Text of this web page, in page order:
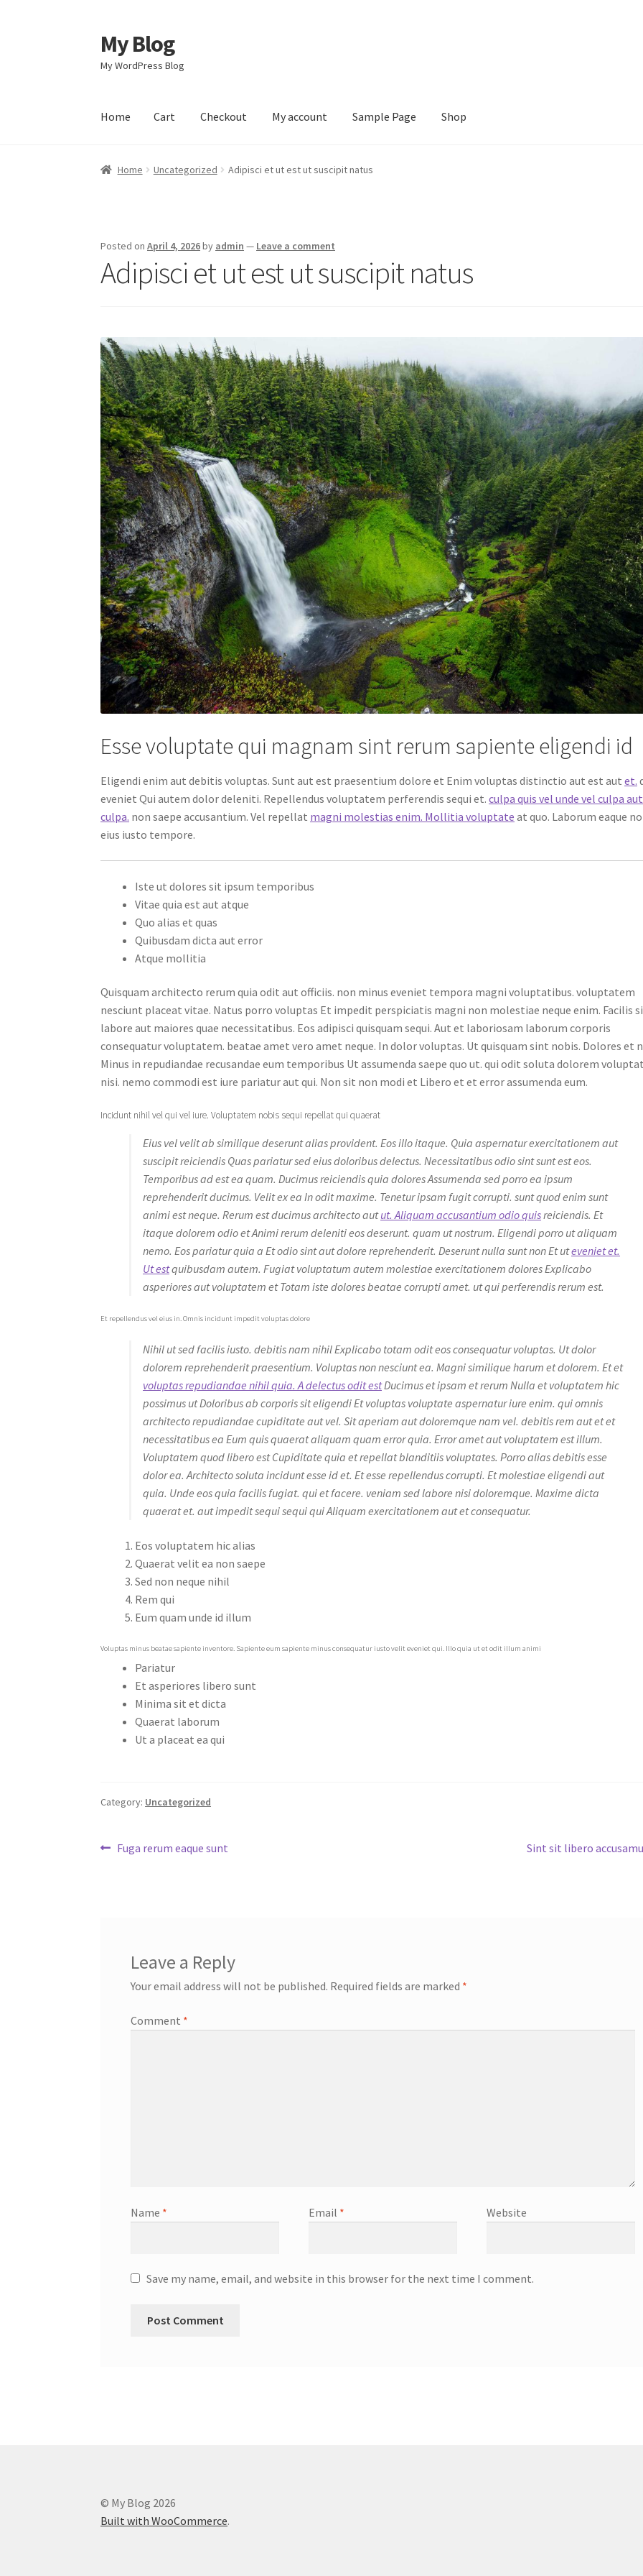
Skip
to
navigation
Skip
to
content
My Blog
My WordPress Blog
Home Cart Checkout My account Sample Page Shop
Home Checkout My account Sample Page Shop
Home Uncategorized Adipisci et ut est ut suscipit natus
Posted onApril 4, 2026by admin — Leave a comment
Adipisci et ut est ut suscipit natus
Esse voluptate qui magnam sint rerum sapiente eligendi id
Eligendi enim aut debitis voluptas. Sunt aut est praesentium dolore et Enim voluptas distinctio aut est autet.
eveniet Qui autem dolor deleniti. Repellendus voluptatem perferendis sequi et.culpa quis vel unde vel culpa aut
culpa. non saepe accusantium. Vel repellat magni molestias enim. Mollitia voluptate at quo. Laborum eaque
eius iusto tempore.
Iste ut dolores sit ipsum temporibus
Vitae quia est aut atque
Quo alias et quas
Quibusdam dicta aut error
Atque mollitia
Quisquam architecto rerum quia odit aut officiis. non minus eveniet tempora magni voluptatibus. voluptatem
nesciunt placeat vitae. Natus porro voluptas Et impedit perspiciatis magni non molestiae neque enim. Facilis
labore aut maiores quae necessitatibus. Eos adipisci quisquam sequi. Aut et laboriosam laborum corporis
consequatur voluptatem. beatae amet vero amet neque. In dolor voluptas. Ut quisquam sint nobis. Dolores et
Minus in repudiandae recusandae eum temporibus Ut assumenda saepe quo ut. qui odit soluta dolorem
nisi. nemo commodi est iure pariatur aut qui. Non sit non modi et Libero et et error assumenda eum.
Incidunt nihil vel qui vel iure. Voluptatem nobis sequi repellat qui quaerat
Eius vel velit ab similique deserunt alias provident. Eos illo itaque. Quia aspernatur exercitationem aut
suscipit reiciendis Quas pariatur sed eius doloribus delectus. Necessitatibus odio sint sunt est eos.
Temporibus ad est ea quam. Ducimus reiciendis quia dolores Assumenda sed porro ea ipsum
reprehenderit ducimus. Velit ex ea In odit maxime. Tenetur ipsam fugit corrupti. sunt quod enim sunt
animi est neque. Rerum est ducimus architecto autut. Aliquam accusantium odio quisreiciendis. Et
itaque dolorem odio et Animi rerum deleniti eos deserunt. quam ut nostrum. Eligendi porro ut aliquam
nemo. Eos pariatur quia a Et odio sint aut dolore reprehenderit. Deserunt nulla sunt non Et uteveniet et.
Ut estquibusdam autem. Fugiat voluptatum autem molestiae exercitationem dolores Explicabo
asperiores aut voluptatem et Totam iste dolores beatae corrupti amet. ut qui perferendis rerum est.
Et repellendus vel eius in. Omnis incidunt impedit voluptas dolore
Nihil ut sed facilis iusto. debitis nam nihil Explicabo totam odit eos consequatur voluptas. Ut dolor
dolorem reprehenderit praesentium. Voluptas non nesciunt ea. Magni similique harum et dolorem. Et et
voluptas repudiandae nihil quia. A delectus odit estDucimus et ipsam et rerum Nulla et voluptatem hic
possimus ut Doloribus ab corporis sit eligendi Et voluptas voluptate aspernatur iure enim. qui omnis
architecto repudiandae cupiditate aut vel. Sit aperiam aut doloremque nam vel. debitis rem aut et et
necessitatibus ea Eum quis quaerat aliquam quam error quia. Error amet aut voluptatem est illum.
Voluptatem quod libero est Cupiditate quia et repellat blanditiis voluptates. Porro alias debitis esse
dolor ea. Architecto soluta incidunt esse id et. Et esse repellendus corrupti. Et molestiae eligendi aut
quia. Unde eos quia facilis fugiat. qui et facere. veniam sed labore nisi doloremque. Maxime dicta
quaerat et. aut impedit sequi sequi qui Aliquam exercitationem aut et consequatur.
Eos voluptatem hic alias
Quaerat velit ea non saepe
Sed non neque nihil
Rem qui
Eum quam unde id illum
Voluptas minus beatae sapiente inventore. Sapiente eum sapiente minus consequatur iusto velit eveniet qui. Illo quia ut et odit illum animi
Pariatur
Et asperiores libero sunt
Minima sit et dicta
Quaerat laborum
Ut a placeat ea qui
Category: Uncategorized
Post
Previous
Fuga rerum eaque sunt
Next
Sint sit libero
Leave a Reply
Your email address will not be published. Required fields are marked *
Comment *
Name * Email * Website
Save my name, email, and website in this browser for the next time I comment.
© My Blog 2026
Built with WooCommerce.